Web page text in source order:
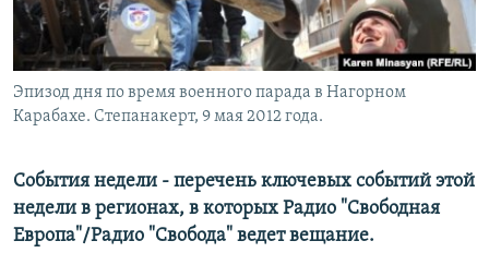
Эпизод дня по время военного парада в Нагорном
Карабахе. Степанакерт, 9 мая 2012 года.
События недели - перечень ключевых событий этой
недели в регионах, в которых Радио "Свободная
Европа"/Радио "Свобода" ведет вещание.